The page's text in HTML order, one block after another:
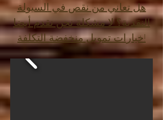
هل تعاني من نقص في السيولة
النقدية؟ لا مشكلة نحن نقدم أيضا
خيارات تمويل منخفضة التكلفة!